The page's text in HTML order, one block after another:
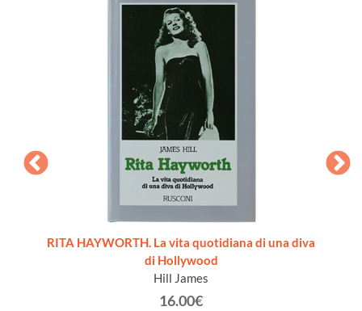
RITA HAYWORTH. La vita quotidiana di una diva
di Hollywood
Hill James
16.00€